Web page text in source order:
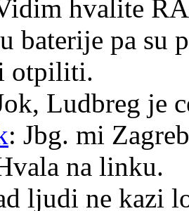
hvalite
baterije pa su
otpiliti.
Ludbreg je
: Jbg. mi
na linku.
ljudi ne kazi